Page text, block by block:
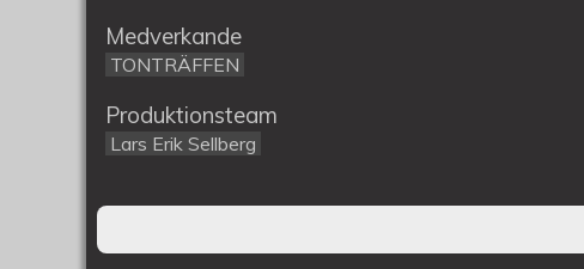
Medverkande
TONTRÄFFEN
Produktionsteam
Lars Erik Sellberg